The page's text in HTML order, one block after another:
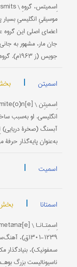
جویس (ز ۱۹۶۳م). گروه اسمیتس نمایندۀ اصلیِ ر...
اسمیتن |
انگلیسی. او به‌سبب
آبسنگ (صخرۀ دریایی)
به‌عنوان پایه‌گذار
اسمیت |
اسمتانا |
۱۲۳۹-
سمفونیک)،
ناسیونالیست بزرگ